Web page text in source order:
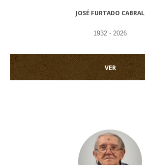
JOSÉ FURTADO CABRAL
1932 - 2026
VER